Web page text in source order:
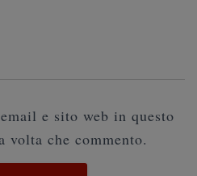
e sito web in questo
volta che commento.